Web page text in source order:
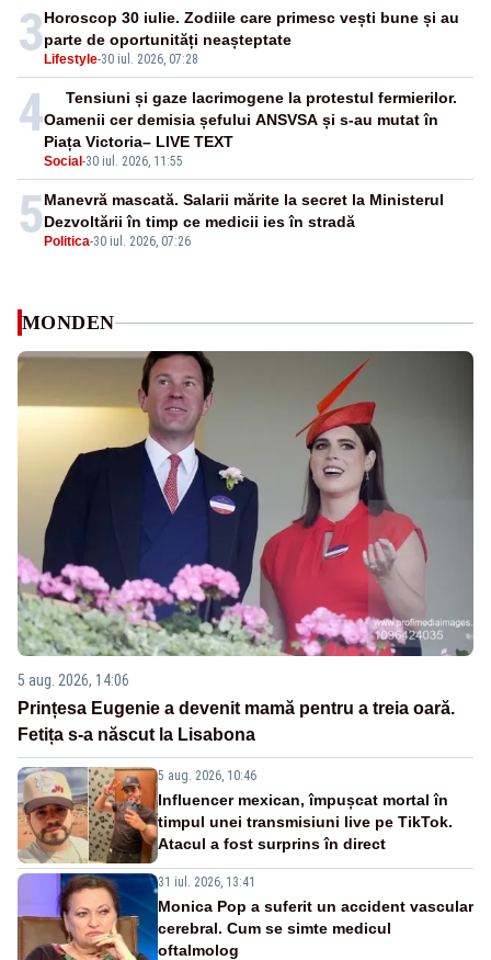
3 Lifestyle-30 iul. 2026, 07:28
Horoscop 30 iulie. Zodiile care primesc vești bune și au
parte de oportunități neașteptate
4
Social -30 iul. 2026, 11:55
Tensiuni și gaze lacrimogene la protestul fermierilor.
Oamenii cer demisia șefului ANSVSA și s-au mutat în
Piața Victoria– LIVE TEXT
5 Politica-30 iul. 2026, 07:26
Manevră mascată. Salarii mărite la secret la Ministerul
Dezvoltării în timp ce medicii ies în stradă
MONDEN
5 aug. 2026, 14:06
Prințesa Eugenie a devenit mamă pentru a treia oară.
Fetița s-a născut la Lisabona
5 aug. 2026, 10:46
Influencer mexican, împușcat mortal în
timpul unei transmisiuni live pe TikTok.
Atacul a fost surprins în direct
31 iul. 2026, 13:41
Monica Pop a suferit un accident vascular
cerebral. Cum se simte medicul
oftalmolog